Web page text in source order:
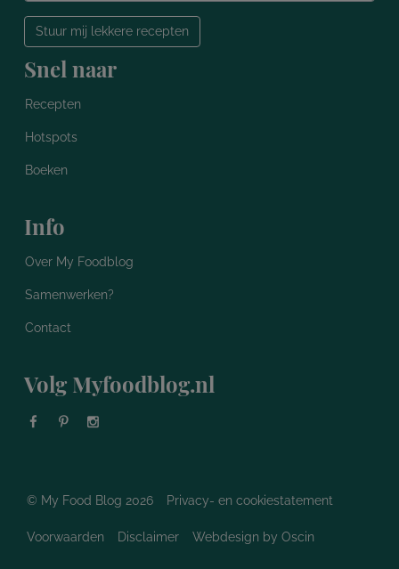
Stuur mij lekkere recepten
Snel naar
Recepten
Hotspots
Boeken
Info
Over My Foodblog
Samenwerken?
Contact
Volg Myfoodblog.nl
© My Food Blog 2026 Privacy- en cookiestatement
Voorwaarden Disclaimer Webdesign by Oscin